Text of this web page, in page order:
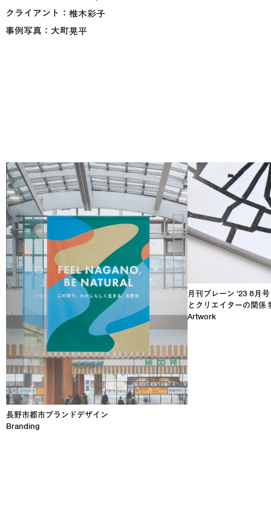
クライアント ： 椎木彩子
事例写真 ： 大町晃平
長野市都市ブランドデザイン
Branding
月刊ブレーン '23 8月
とクリエイターの関係
Artwork